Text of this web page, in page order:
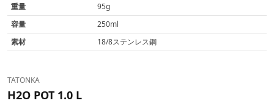
重量
95g
容量
250ml
素材
18/8ステンレス鋼
TATONKA
H2O POT 1.0 L